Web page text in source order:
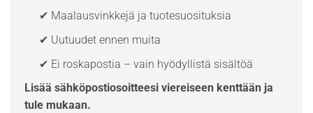
✔ Maalausvinkkejä ja tuotesuosituksia
✔ Uutuudet ennen muita
✔ Ei roskapostia – vain hyödyllistä sisältöä
Lisää sähköpostiosoitteesi viereiseen kenttään ja
tule mukaan.